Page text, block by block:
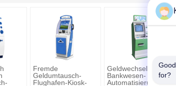
Fremde
Geldumtausch-
Flughafen-Kiosk-
Geldwechsel-
Bankwesen-
Automatisierungs-
for?